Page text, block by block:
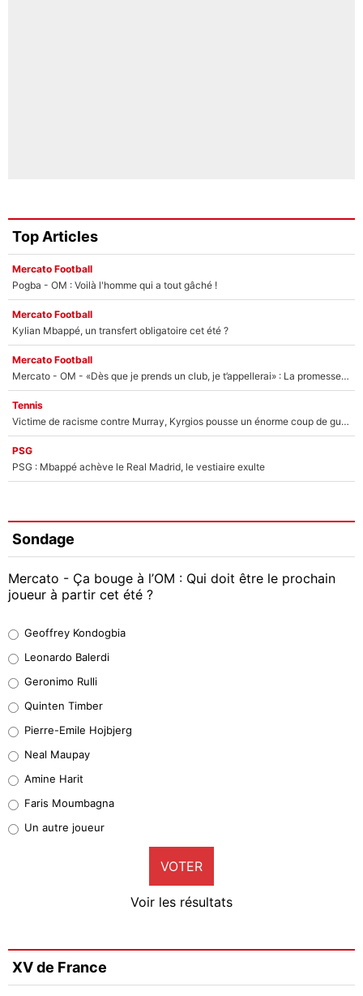
Top Articles
Mercato Football
Pogba - OM : Voilà l'homme qui a tout gâché !
Mercato Football
Kylian Mbappé, un transfert obligatoire cet été ?
Mercato Football
Mercato - OM - «Dès que je prends un club, je t’appellerai» : La promesse de Marcelino au moment de claquer la porte
Tennis
Victime de racisme contre Murray, Kyrgios pousse un énorme coup de gueule !
PSG
PSG : Mbappé achève le Real Madrid, le vestiaire exulte
Sondage
Mercato - Ça bouge à l’OM : Qui doit être le prochain
joueur à partir cet été ?
38%
32%
4%
1%
9%
Faris Moumbagna
4%
Geoffrey Kondogbia
Leonardo Balerdi
Geronimo Rulli
Quinten Timber
Pierre-Emile Hojbjerg
Neal Maupay
Amine Harit
Faris Moumbagna
Un autre joueur
VOTER
Voir les résultats
XV de France